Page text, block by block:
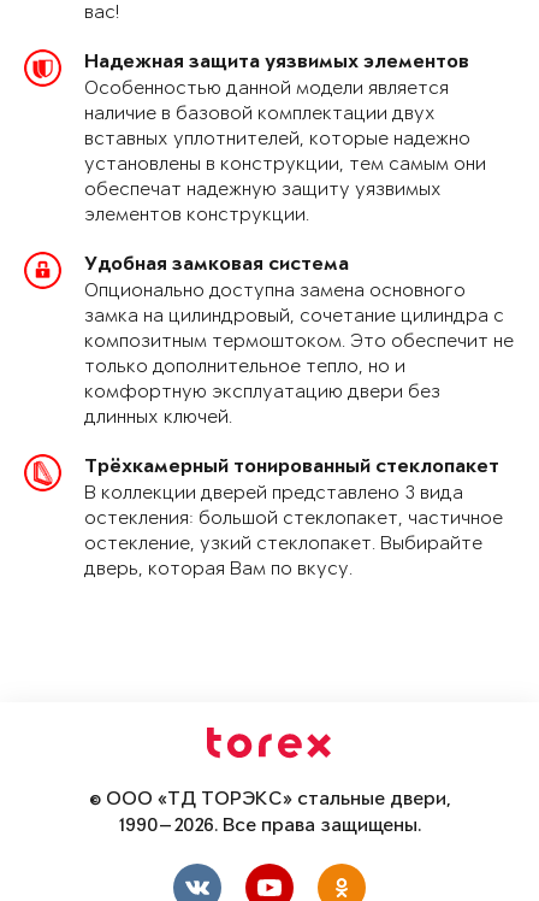
вас!
Надежная защита уязвимых элементов
Особенностью данной модели является
наличие в базовой комплектации двух
вставных уплотнителей, которые надежно
установлены в конструкции, тем самым они
обеспечат надежную защиту уязвимых
элементов конструкции.
Удобная замковая система
Опционально доступна замена основного
замка на цилиндровый, сочетание цилиндра с
композитным термоштоком. Это обеспечит не
только дополнительное тепло, но и
комфортную эксплуатацию двери без
длинных ключей.
Трёхкамерный тонированный стеклопакет
В коллекции дверей представлено 3 вида
остекления: большой стеклопакет, частичное
остекление, узкий стеклопакет. Выбирайте
дверь, которая Вам по вкусу.
© ООО «ТД ТОРЭКС» стальные двери,
1990—2026. Все права защищены.